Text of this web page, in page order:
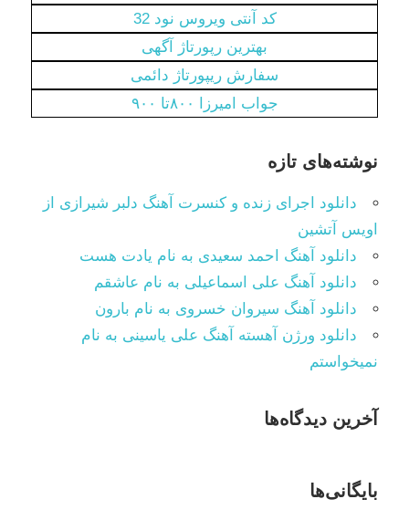
کد آنتی ویروس نود 32
بهترین رپورتاژ آگهی
سفارش ریپورتاژ دائمی
جواب امیرزا ۸۰۰تا ۹۰۰
نوشته‌های تازه
دانلود اجرای زنده و کنسرت آهنگ دلبر شیرازی از
اویس آتشین
دانلود آهنگ احمد سعیدی به نام یادت هست
دانلود آهنگ علی اسماعیلی به نام عاشقم
دانلود آهنگ سیروان خسروی به نام بارون
دانلود ورژن آهسته آهنگ علی یاسینی به نام
نمیخواستم
آخرین دیدگاه‌ها
بایگانی‌ها